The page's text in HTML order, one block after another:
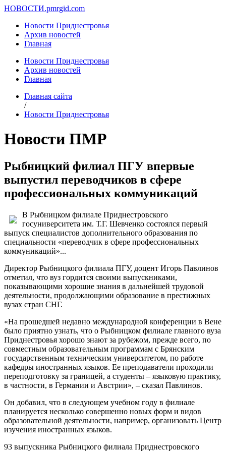
НОВОСТИ.pmrgid.com
Новости Приднестровья
Архив новостей
Главная
Новости Приднестровья
Архив новостей
Главная
Главная сайта
/
Новости Приднестровья
Новости ПМР
Рыбницкий филиал ПГУ впервые
выпустил переводчиков в сфере
профессиональных коммуникаций
В Рыбницком филиале Приднестровского
госуниверситета им. Т.Г. Шевченко состоялся первый
выпуск специалистов дополнительного образования по
специальности «переводчик в сфере профессиональных
коммуникаций»...
Директор Рыбницкого филиала ПГУ, доцент Игорь Павлинов
отметил, что вуз гордится своими выпускниками,
показывающими хорошие знания в дальнейшей трудовой
деятельности, продолжающими образование в престижных
вузах стран СНГ.
«На прошедшей недавно международной конференции в Вене
было приятно узнать, что о Рыбницком филиале главного вуза
Приднестровья хорошо знают за рубежом, прежде всего, по
совместным образовательным программам с Брянским
государственным техническим университетом, по работе
кафедры иностранных языков. Ее преподаватели проходили
переподготовку за границей, а студенты – языковую практику,
в частности, в Германии и Австрии», – сказал Павлинов.
Он добавил, что в следующем учебном году в филиале
планируется несколько совершенно новых форм и видов
образовательной деятельности, например, организовать Центр
изучения иностранных языков.
93 выпускника Рыбницкого филиала Приднестровского